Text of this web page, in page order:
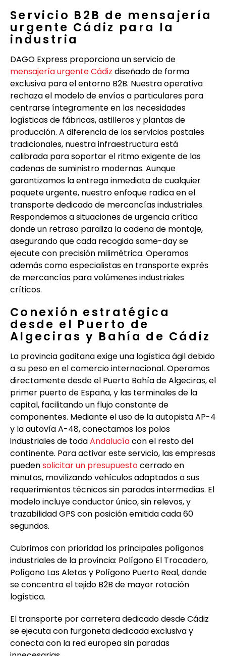
Servicio B2B de mensajería
urgente Cádiz para la
industria
DAGO Express proporciona un servicio de
mensajería urgente Cádiz diseñado de forma
exclusiva para el entorno B2B. Nuestra operativa
rechaza el modelo de envíos a particulares para
centrarse íntegramente en las necesidades
logísticas de fábricas, astilleros y plantas de
producción. A diferencia de los servicios postales
tradicionales, nuestra infraestructura está
calibrada para soportar el ritmo exigente de las
cadenas de suministro modernas. Aunque
garantizamos la entrega inmediata de cualquier
paquete urgente, nuestro enfoque radica en el
transporte dedicado de mercancías industriales.
Respondemos a situaciones de urgencia crítica
donde un retraso paraliza la cadena de montaje,
asegurando que cada recogida same-day se
ejecute con precisión milimétrica. Operamos
además como especialistas en transporte exprés
de mercancías para volúmenes industriales
críticos.
Conexión estratégica
desde el Puerto de
Algeciras y Bahía de Cádiz
La provincia gaditana exige una logística ágil debido
a su peso en el comercio internacional. Operamos
directamente desde el Puerto Bahía de Algeciras, el
primer puerto de España, y las terminales de la
capital, facilitando un flujo constante de
componentes. Mediante el uso de la autopista AP-4
y la autovía A-48, conectamos los polos
industriales de todaAndalucíacon el resto del
continente. Para activar este servicio, las empresas
puedensolicitar un presupuestocerrado en
minutos, movilizando vehículos adaptados a sus
requerimientos técnicos sin paradas intermedias. El
modelo incluye conductor único, sin relevos, y
trazabilidad GPS con posición emitida cada 60
segundos.
Cubrimos con prioridad los principales polígonos
industriales de la provincia: Polígono El Trocadero,
Polígono Las Aletas y Polígono Puerto Real, donde
se concentra el tejido B2B de mayor rotación
logística.
El transporte por carretera dedicado desde Cádiz
se ejecuta con furgoneta dedicada exclusiva y
conecta con la red europea sin paradas